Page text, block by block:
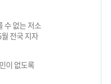
수 없는 저소
전국 지자
이 없도록